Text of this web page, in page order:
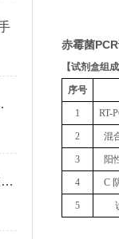
用説明
经典细胞模型的新生：小鼠成纤维细胞L929在科研中的角色
赤霉菌
【试剂盒组成
序号
1 RT-
2 混
3 阳
4 C
5